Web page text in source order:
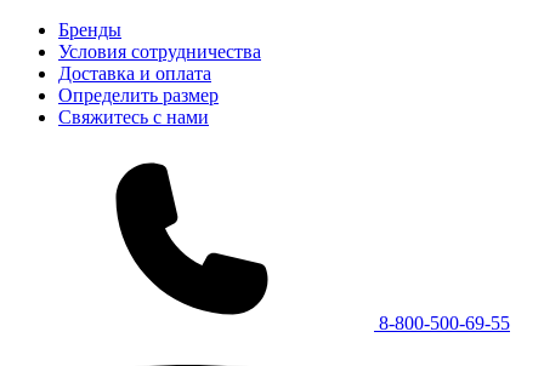
Бренды
Условия сотрудничества
Доставка и оплата
Определить размер
Свяжитесь с нами
8-800-500-69-55